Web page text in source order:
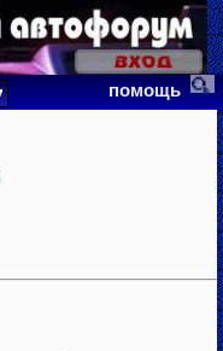
помощь